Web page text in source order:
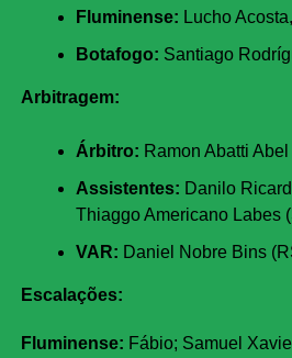
Fluminense: Lucho
Botafogo: Santiago
Arbitragem:
Árbitro: Ramon Abatti
Assistentes: Danilo
Thiaggo Americano Labes
VAR: Daniel Nobre Bins
Escalações:
Fluminense: Fábio; Samuel